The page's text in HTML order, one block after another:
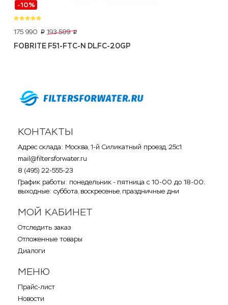
-10%
175 990 p 193 589 p
FOBRITE F51-FTC-N DLFC-20GP
КОНТАКТЫ
Адрес склада: Москва, 1-й Силикатный проезд, 25с1
mail@filtersforwater.ru
8 (495) 22-555-23
График работы: понедельник - пятница с 10-00 до 18-00;
выходные: суббота, воскресенье, праздничные дни
МОЙ КАБИНЕТ
Отследить заказ
Отложенные товары
Диалоги
МЕНЮ
Прайс-лист
Новости